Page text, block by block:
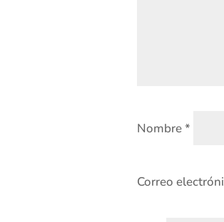
Nombre*
Correo